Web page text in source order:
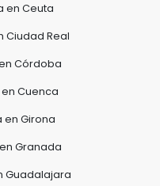
en Ceuta
Ciudad Real
Córdoba
Cuenca
Girona
Granada
Guadalajara